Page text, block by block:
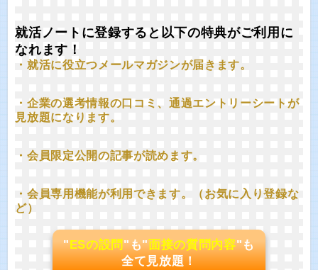
就活ノートに登録すると以下の特典がご利用に
なれます！
・就活に役立つメールマガジンが届きます。
・企業の選考情報の口コミ、通過エントリーシートが
見放題になります。
・会員限定公開の記事が読めます。
・会員専用機能が利用できます。（お気に入り登録な
ど）
"ESの設問"も"面接の質問内容"も
全て見放題！